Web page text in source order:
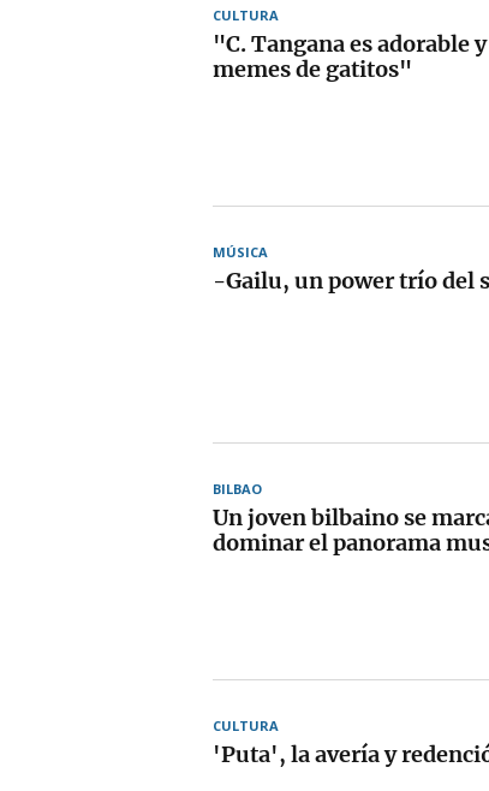
CULTURA
"C. Tangana es adorable
memes de gatitos"
MÚSICA
-Gailu, un power trío del
BILBAO
Un joven bilbaino se
dominar el panorama
CULTURA
'Puta', la avería y